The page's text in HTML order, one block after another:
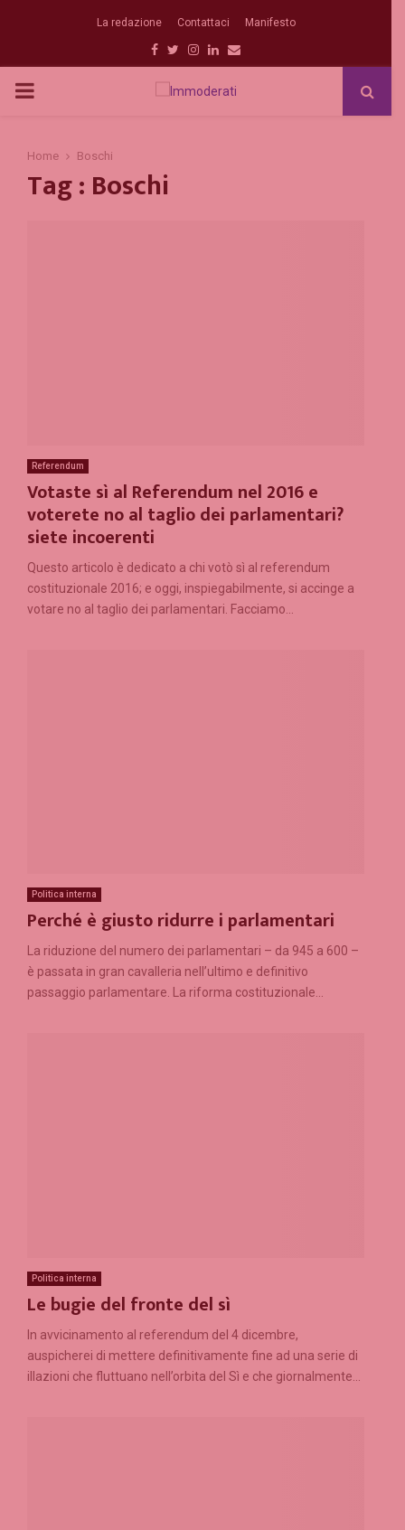
La redazione Contattaci Manifesto
Facebook
Twitter
Instagram
Linkedin
Email
PRIMARY
Home Boschi
Tag : Boschi
Referendum
Votaste sì al Referendum nel 2016 e
voterete no al taglio dei parlamentari?
siete incoerenti
Questo articolo è dedicato a chi votò sì al referendum
costituzionale 2016; e oggi, inspiegabilmente, si accinge a
votare no al taglio dei parlamentari. Facciamo...
Politica interna
Perché è giusto ridurre i parlamentari
La riduzione del numero dei parlamentari – da 945 a 600 –
è passata in gran cavalleria nell’ultimo e definitivo
passaggio parlamentare. La riforma costituzionale...
Politica interna
Le bugie del fronte del sì
In avvicinamento al referendum del 4 dicembre,
auspicherei di mettere definitivamente fine ad una serie di
illazioni che fluttuano nell’orbita del Sì e che giornalmente...